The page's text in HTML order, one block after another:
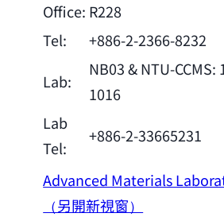
Office: R228
Tel:
+886-2-2366-8232
Lab:
NB03 & NTU-CCMS:
1016
Lab
Tel:
+886-2-33665231
Advanced Materials
（另開新視窗）